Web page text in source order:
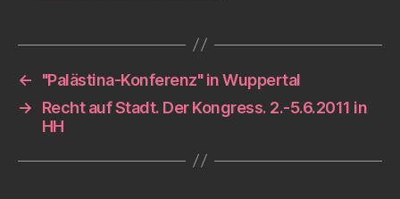
←
"Palästina-Konferenz" in Wuppertal
→
Recht auf Stadt. Der Kongress. 2.-5.6.2011 in
HH